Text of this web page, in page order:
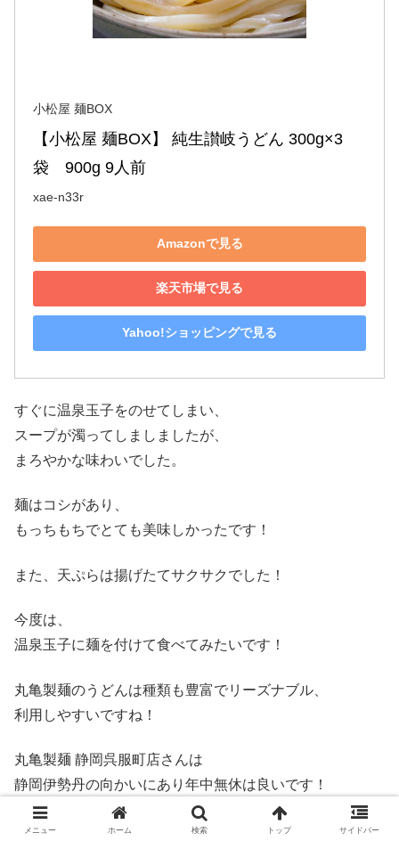
小松屋 麺BOX
【小松屋 麺BOX】 純生讃岐うどん 300g×3
袋　900g 9人前
xae-n33r
Amazonで見る
楽天市場で見る
Yahoo!ショッピングで見る
すぐに温泉玉子をのせてしまい、
スープが濁ってしましましたが、
まろやかな味わいでした。
麺はコシがあり、
もっちもちでとても美味しかったです！
また、天ぷらは揚げたてサクサクでした！
今度は、
温泉玉子に麺を付けて食べてみたいです！
丸亀製麺のうどんは種類も豊富でリーズナブル、
利用しやすいですね！
丸亀製麺 静岡呉服町店さんは
静岡伊勢丹の向かいにあり年中無休は良いです！
丸亀製麺のうどんは
メニュー ホーム 検索 トップ サイドバー